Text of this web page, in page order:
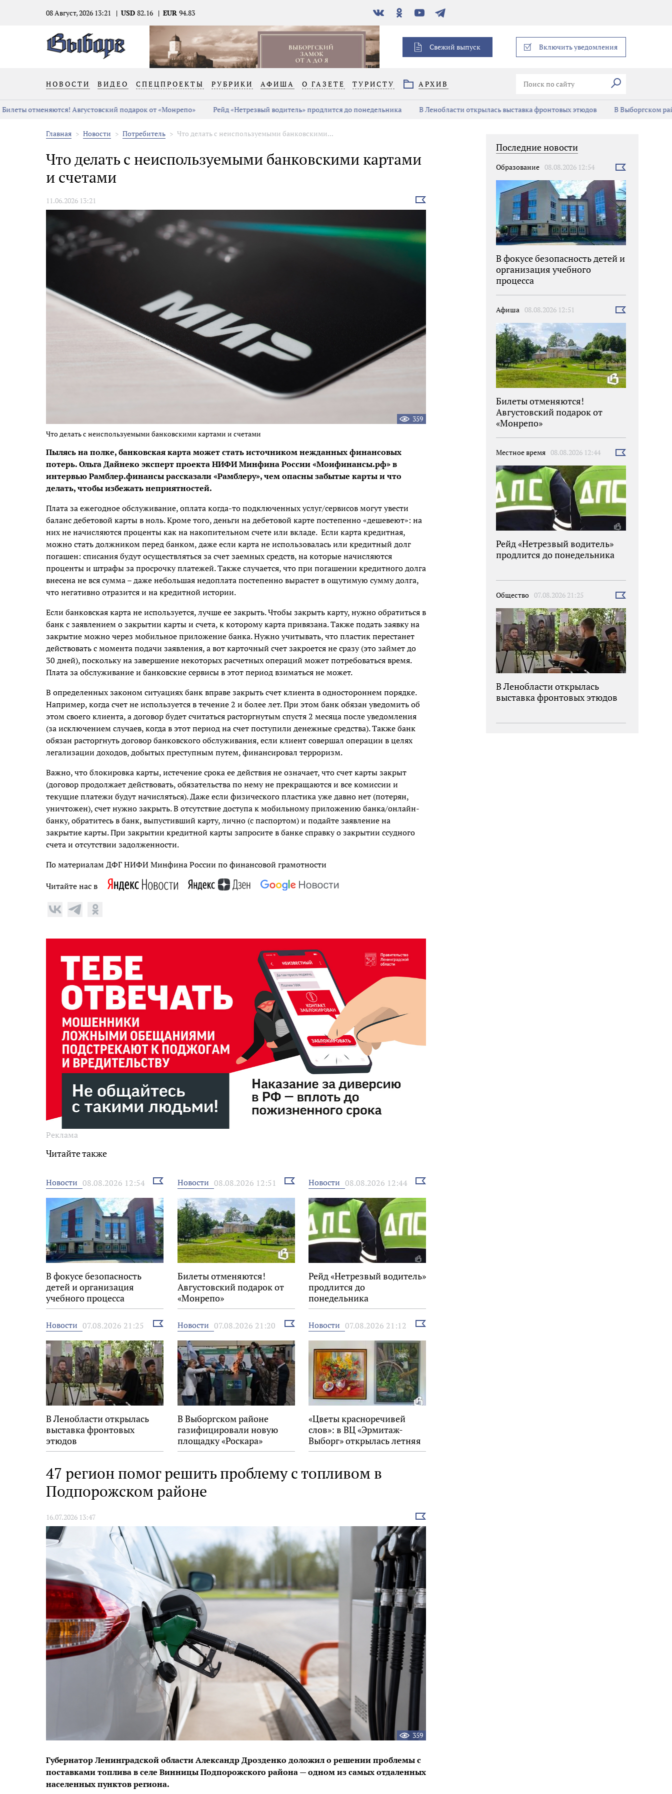
08 Август, 2026 13:21 USD 82.16 EUR 94.83
В
контакте
Одноклассники
YouTubeТелеграм
Свежий выпуск Включить уведомления
НОВОСТИ ВИДЕО СПЕЦПРОЕКТЫ РУБРИКИ АФИША О ГАЗЕТЕ ТУРИСТУ АРХИВ Искать
отменяются! Августовский подарок от «Монрепо» Рейд «Нетрезвый водитель» продлится до понедельника В Ленобласти открылась выставка фронтовых этюдов В Выборгском
Главная Новости Потребитель Что делать с неиспользуемыми банковскими...
Что делать с неиспользуемыми банковскими картами
и счетами
11.06.2026 13:21
Выбрать
новость
359
Что делать с неиспользуемыми банковскими картами и счетами
Пылясь на полке, банковская карта может стать источником нежданных финансовых
потерь. Ольга Дайнеко эксперт проекта НИФИ Минфина России «Моифинансы.рф» в
интервью Рамблер.финансы рассказали «Рамблеру», чем опасны забытые карты и что
делать, чтобы избежать неприятностей.
Плата за ежегодное обслуживание, оплата когда-то подключенных услуг/сервисов могут увести
баланс дебетовой карты в ноль. Кроме того, деньги на дебетовой карте постепенно «дешевеют»: на
них не начисляются проценты как на накопительном счете или вкладе. Если карта кредитная,
можно стать должником перед банком, даже если карта не использовалась или кредитный долг
погашен: списания будут осуществляться за счет заемных средств, на которые начисляются
проценты и штрафы за просрочку платежей. Также случается, что при погашении кредитного долга
внесена не вся сумма – даже небольшая недоплата постепенно вырастет в ощутимую сумму долга,
что негативно отразится и на кредитной истории.
Если банковская карта не используется, лучше ее закрыть. Чтобы закрыть карту, нужно обратиться в
банк с заявлением о закрытии карты и счета, к которому карта привязана. Также подать заявку на
закрытие можно через мобильное приложение банка. Нужно учитывать, что пластик перестанет
действовать с момента подачи заявления, а вот карточный счет закроется не сразу (это займет до
30 дней), поскольку на завершение некоторых расчетных операций может потребоваться время.
Плата за обслуживание и банковские сервисы в этот период взиматься не может.
В определенных законом ситуациях банк вправе закрыть счет клиента в одностороннем порядке.
Например, когда счет не используется в течение 2 и более лет. При этом банк обязан уведомить об
этом своего клиента, а договор будет считаться расторгнутым спустя 2 месяца после уведомления
(за исключением случаев, когда в этот период на счет поступили денежные средства). Также банк
обязан расторгнуть договор банковского обслуживания, если клиент совершал операции в целях
легализации доходов, добытых преступным путем, финансировал терроризм.
Важно, что блокировка карты, истечение срока ее действия не означает, что счет карты закрыт
(договор продолжает действовать, обязательства по нему не прекращаются и все комиссии и
текущие платежи будут начисляться). Даже если физического пластика уже давно нет (потерян,
уничтожен), счет нужно закрыть. В отсутствие доступа к мобильному приложению банка/онлайн-
банку, обратитесь в банк, выпустивший карту, лично (с паспортом) и подайте заявление на
закрытие карты. При закрытии кредитной карты запросите в банке справку о закрытии ссудного
счета и отсутствии задолженности.
По материалам ДФГ НИФИ Минфина России по финансовой грамотности
Читайте нас в
Реклама
Читайте также
Новости 08.08.2026 12:54
Выбрать
новость
В фокусе безопасность
детей и организация
учебного процесса
Новости 08.08.2026 12:51
Выбрать
новость
Билеты отменяются!
Августовский подарок от
«Монрепо»
Новости 08.08.2026 12:44
Выбрать
Рейд «Нетрезвый водитель»
продлится до
понедельника
Новости 07.08.2026 21:25
Выбрать
новость
В Ленобласти открылась
выставка фронтовых
этюдов
Новости 07.08.2026 21:20
Выбрать
новость
В Выборгском районе
газифицировали новую
площадку «Роскара»
Новости 07.08.2026 21:12
Выбрать
«Цветы красноречивей
слов»: в ВЦ «Эрмитаж-
Выборг» открылась летняя
выставка
47 регион помог решить проблему с топливом в
Подпорожском районе
16.07.2026 13:47
Выбрать
новость
359
Губернатор Ленинградской области Александр Дрозденко доложил о решении проблемы с
поставками топлива в селе Винницы Подпорожского района — одном из самых отдаленных
населенных пунктов региона.
Последние новости
Образование 08.08.2026 12:54
Выбрать
В фокусе безопасность детей и
организация учебного
процесса
Афиша 08.08.2026 12:51
Выбрать
Билеты отменяются!
Августовский подарок от
«Монрепо»
Местное время 08.08.2026 12:44
Выбрать
Рейд «Нетрезвый водитель»
продлится до понедельника
Общество 07.08.2026 21:25
Выбрать
В Ленобласти открылась
выставка фронтовых этюдов